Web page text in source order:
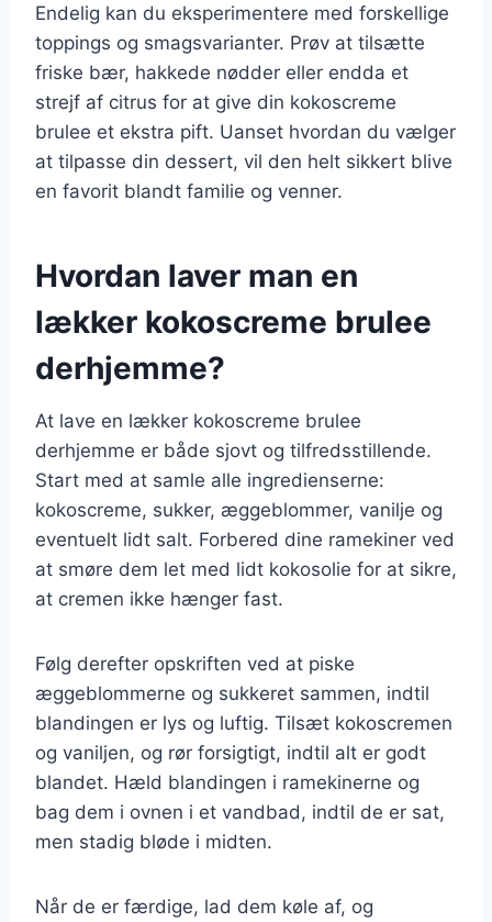
Endelig kan du eksperimentere med forskellige
toppings og smagsvarianter. Prøv at tilsætte
friske bær, hakkede nødder eller endda et
strejf af citrus for at give din kokoscreme
brulee et ekstra pift. Uanset hvordan du vælger
at tilpasse din dessert, vil den helt sikkert blive
en favorit blandt familie og venner.
Hvordan laver man en
lækker kokoscreme brulee
derhjemme?
At lave en lækker kokoscreme brulee
derhjemme er både sjovt og tilfredsstillende.
Start med at samle alle ingredienserne:
kokoscreme, sukker, æggeblommer, vanilje og
eventuelt lidt salt. Forbered dine ramekiner ved
at smøre dem let med lidt kokosolie for at sikre,
at cremen ikke hænger fast.
Følg derefter opskriften ved at piske
æggeblommerne og sukkeret sammen, indtil
blandingen er lys og luftig. Tilsæt kokoscremen
og vaniljen, og rør forsigtigt, indtil alt er godt
blandet. Hæld blandingen i ramekinerne og
bag dem i ovnen i et vandbad, indtil de er sat,
men stadig bløde i midten.
Når de er færdige, lad dem køle af, og